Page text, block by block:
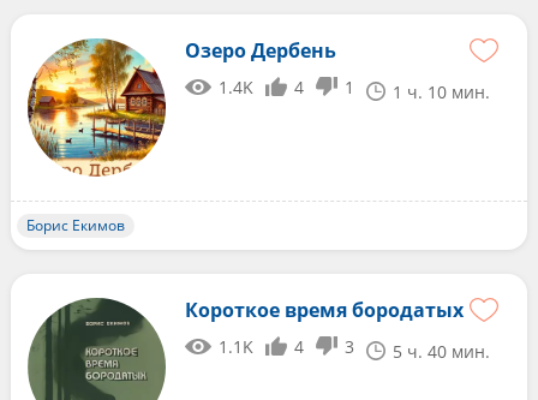
Озеро Дербень
1.4K 4 1 1 ч. 10 мин.
Борис Екимов
Короткое время бородатых
1.1K 4 3 5 ч. 40 мин.